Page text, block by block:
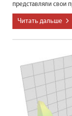
представляли свои
Читать дальше